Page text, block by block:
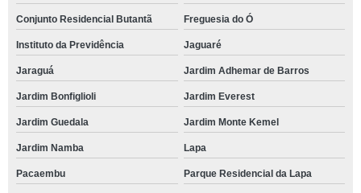
Conjunto Residencial Butantã Freguesia do Ó
Instituto da Previdência Jaguaré
Jaraguá Jardim Adhemar de Barros
Jardim Bonfiglioli Jardim Everest
Jardim Guedala Jardim Monte Kemel
Jardim Namba Lapa
Pacaembu Parque Residencial da Lapa